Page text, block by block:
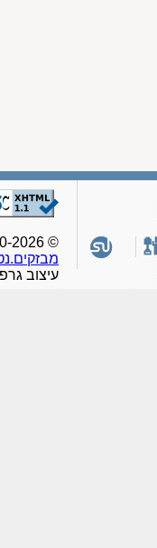
מבזקים.נט
עיצוב גרפי: